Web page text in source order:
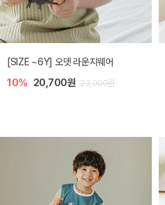
[SIZE ~6Y] 오뎃 라운지웨어
10% 20,700원 23,000원